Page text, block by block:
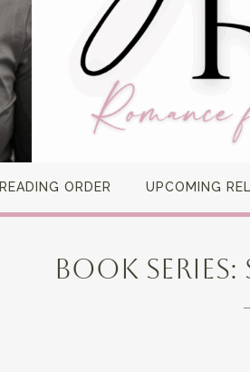
READING ORDER UPCOMING
BOOK SERIES: